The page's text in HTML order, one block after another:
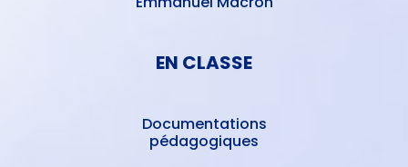
EN CLASSE
Documentations
pédagogiques